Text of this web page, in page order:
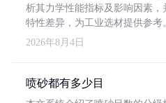
析其力学性能指标及影响因素
特性差异，为工业选材提供参考
2026年8月4日
喷砂都有多少目